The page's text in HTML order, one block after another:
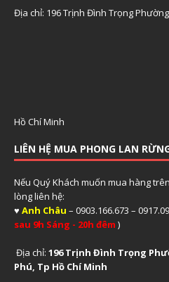
Địa chỉ: 196 Trịnh Đình Trọng
Hồ Chí Minh
LIÊN HỆ MUA PHONG LAN
Nếu Quý Khách muốn mua hàng
lòng liên hệ:
♥ Anh Châu – 0903.166.673 –
sau 9h Sáng - 20h đêm )
Địa chỉ: 196 Trịnh Đình Trọng
Phú, Tp Hồ Chí Minh